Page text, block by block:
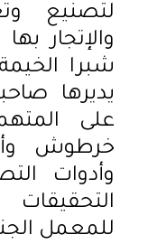
لتصنيع
والإتجار
شبرا
يديرها
خرطوش
للمعمل